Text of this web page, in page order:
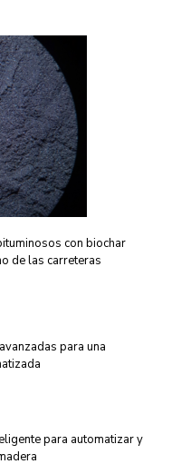
con biochar
de las carreteras
para una
para automatizar y